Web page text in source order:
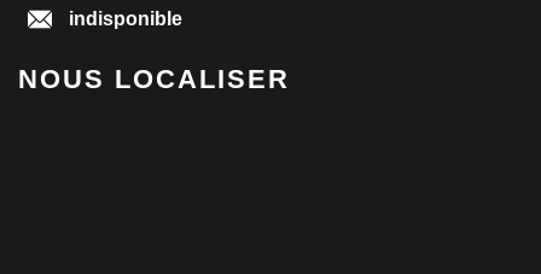
indisponible
NOUS LOCALISER